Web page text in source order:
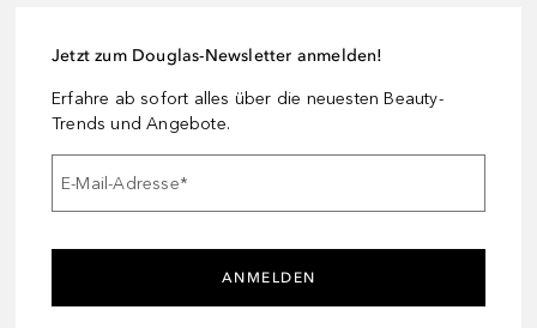
Jetzt zum Douglas-Newsletter anmelden!
Erfahre ab sofort alles über die neuesten Beauty-
Trends und Angebote.
E-Mail-Adresse*
ANMELDEN